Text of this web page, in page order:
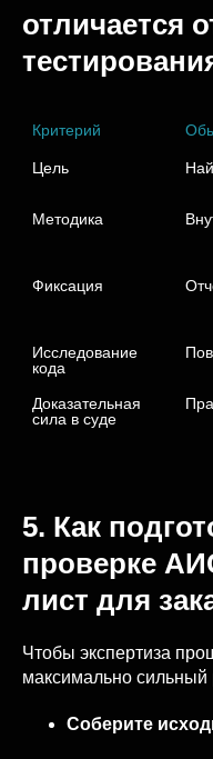
отличается
Критерий
Цель
Методика
Фиксация
Исследование
кода
Доказательная
сила в суде
5. Как
проверке
лист для
Чтобы экспертиза
максимально сильный
Соберите